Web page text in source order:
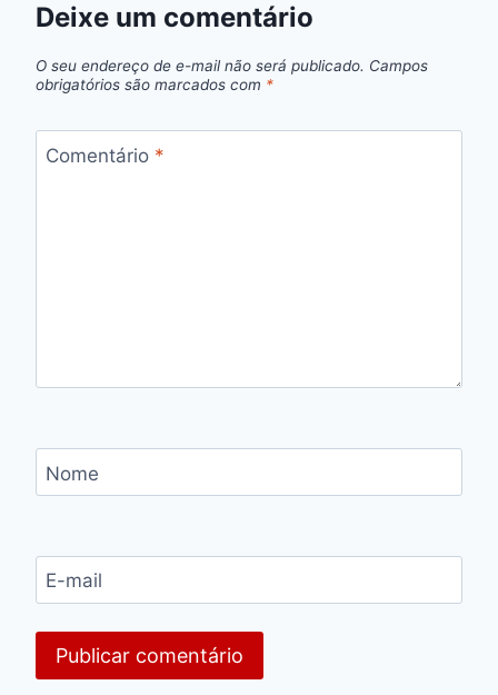
Deixe um comentário
O seu endereço de e-mail não será publicado. Campos
obrigatórios são marcados com *
Comentário *
Nome
E-mail